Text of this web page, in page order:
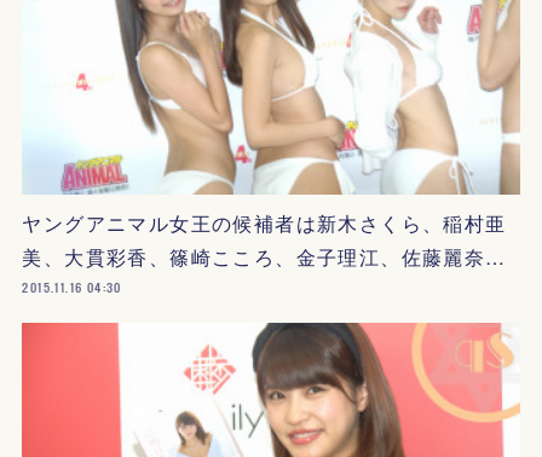
ヤングアニマル女王の候補者は新木さくら、稲村亜
美、大貫彩香、篠崎こころ、金子理江、佐藤麗奈…
2015.11.16 04:30